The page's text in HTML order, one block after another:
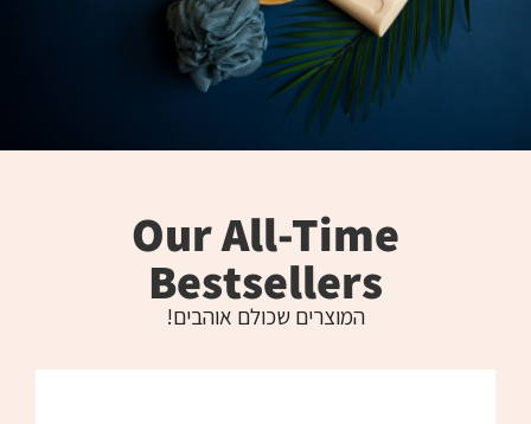
Our All-Time
Bestsellers​
המוצרים שכולם אוהבים!